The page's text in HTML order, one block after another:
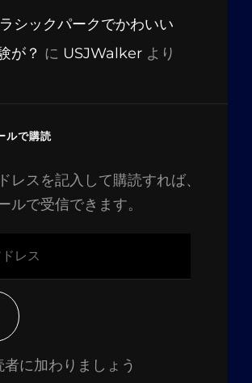
シックパークでかわいい
が？ に USJWalker より
ルで購読
レスを記入して購読すれば、
ルで受信できます。
に加わりましょう